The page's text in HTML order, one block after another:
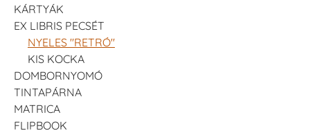
KÁRTYÁK
EX LIBRIS PECSÉT
NYELES "RETRÓ"
KIS KOCKA
DOMBORNYOMÓ
TINTAPÁRNA
MATRICA
FLIPBOOK